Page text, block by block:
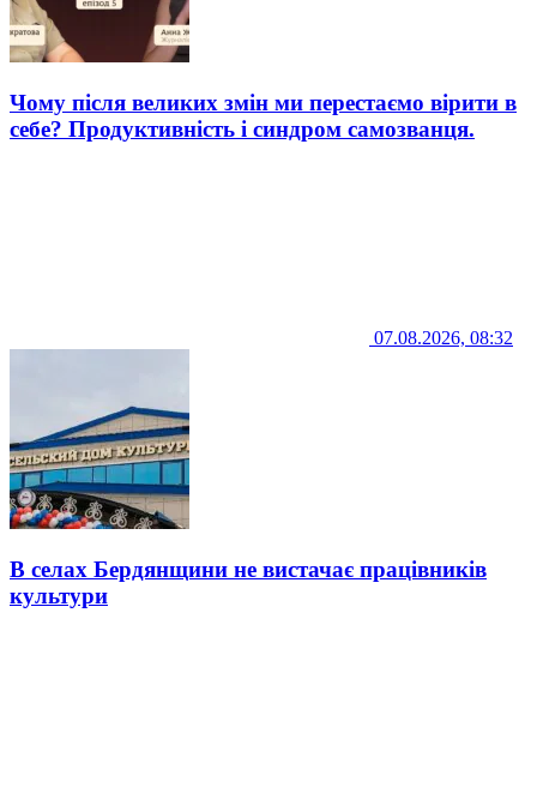
Чому після великих змін ми перестаємо вірити в
себе? Продуктивність і синдром самозванця.
07.08.2026, 08:32
В селах Бердянщини не вистачає працівників
культури